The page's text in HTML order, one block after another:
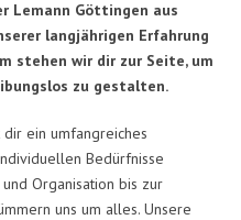
Lemann Göttingen aus
langjährigen Erfahrung
stehen wir dir zur Seite, um
zu gestalten.
ein umfangreiches
Bedürfnisse
Organisation bis zur
uns um alles. Unsere